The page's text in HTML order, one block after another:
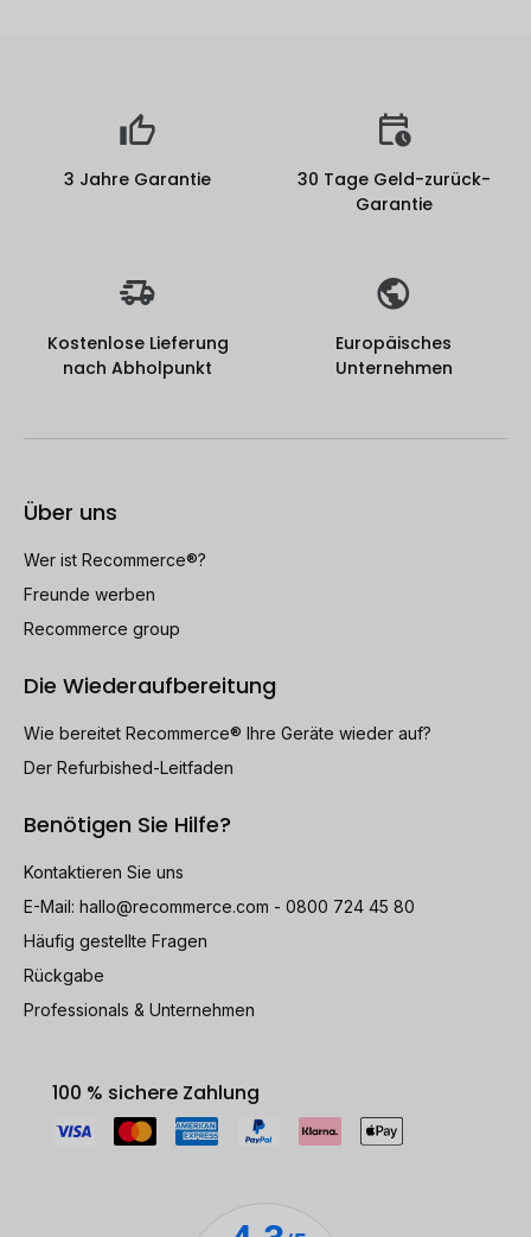
3 Jahre Garantie
30 Tage Geld-zurück-
Garantie
Kostenlose Lieferung
nach Abholpunkt
Europäisches
Unternehmen
Über uns
Wer ist Recommerce®?
Freunde werben
Recommerce group
Die Wiederaufbereitung
Wie bereitet Recommerce® Ihre Geräte wieder auf?
Der Refurbished-Leitfaden
Benötigen Sie Hilfe?
Kontaktieren Sie uns
E-Mail: hallo@recommerce.com - 0800 724 45 80
Häufig gestellte Fragen
Rückgabe
Professionals & Unternehmen
100 % sichere Zahlung